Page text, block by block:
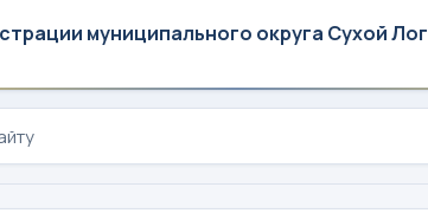
муниципального округа Сухой Лог